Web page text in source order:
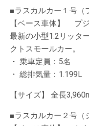
■ラスカルカー１号（
【ベース車体】 プ
最新の小型1.2リッタ
クトスモールカー。
・ 乗車定員：5名
・ 総排気量：1.199L
【サイズ】 全長
■ラスカルカー２号（